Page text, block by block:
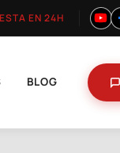
EN 24H
BLOG